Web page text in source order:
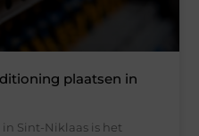
plaatsen in
Sint-Niklaas is het